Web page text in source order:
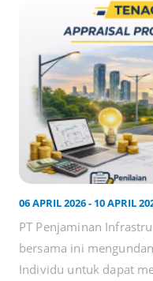
06 APRIL 2026 - 10 APRIL
PT Penjaminan
bersama ini
Individu untuk dapat